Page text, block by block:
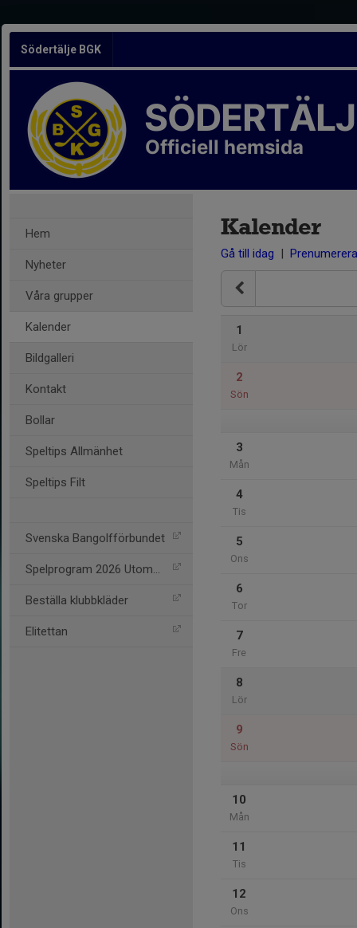
Södertälje BGK
Officiell hemsida
Hem
Nyheter
Våra grupper
Kalender
Bildgalleri
Kontakt
Bollar
Speltips Allmänhet
Speltips Filt
Svenska Bangolfförbundet
Spelprogram 2026 Utomhus
Beställa klubbkläder
Elitettan
Kalender
Gå till idag | Prenumerera
1
Lör
2
Sön
3
Mån
4
Tis
5
Ons
6
Tor
7
Fre
8
Lör
9
Sön
10
Mån
11
Tis
12
Ons